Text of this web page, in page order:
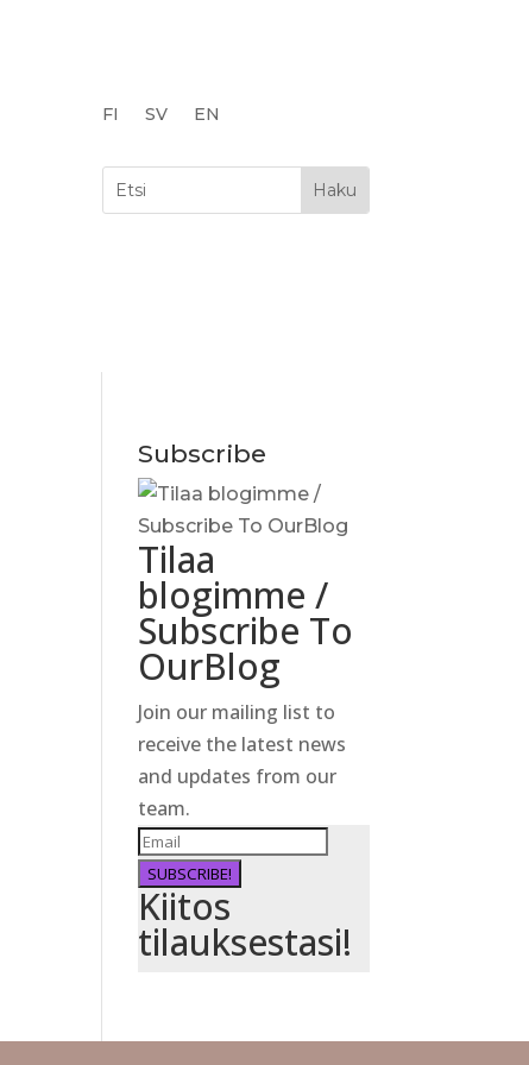
FI SV EN
Subscribe
Tilaa
blogimme /
Subscribe To
OurBlog
Join our mailing list to
receive the latest news
and updates from our
team.
SUBSCRIBE!
Kiitos
tilauksestasi!